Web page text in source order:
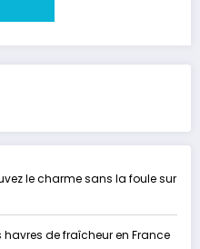
le charme sans la foule sur
de fraîcheur en France